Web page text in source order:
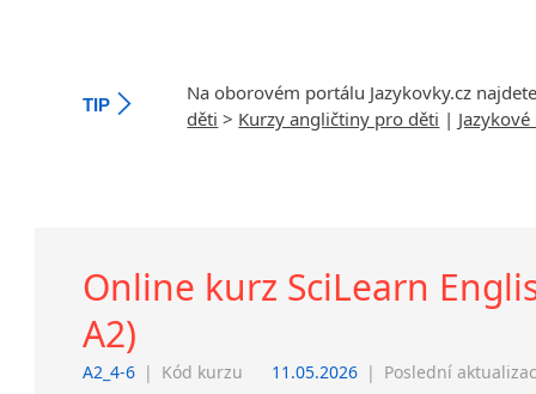
TIP
Na oborovém portálu Jazykovky.cz
děti > Kurzy angličtiny pro děti |
Online kurz SciLearn
A2)
A2_4-6 | Kód kurzu 11.05.2026 | Poslední